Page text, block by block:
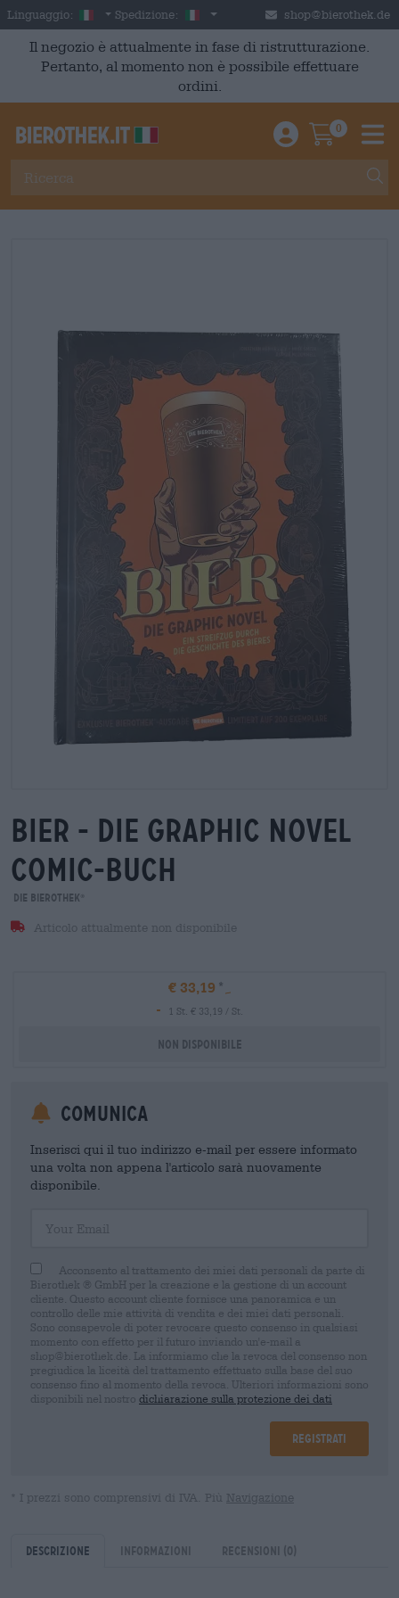
Skip to main content
Linguaggio: Italian
Spedizione: Italia shop@bierothek.de
Il negozio è attualmente in fase di ristrutturazione.
Pertanto, al momento non è possibile effettuare
ordini.
Einloggen /
0
bier - die graphic novel
comic-buch
Die Bierothek
Articolo attualmente non disponibile
€ 33,19
-
1 St. € 33,19 / St.
Non disponibile
Comunica
Inserisci qui il tuo indirizzo e-mail per essere informato
una volta non appena l'articolo sarà nuovamente
disponibile.
Acconsento al trattamento dei miei dati personali da parte di
Bierothek ® GmbH per la creazione e la gestione di un account
cliente. Questo account cliente fornisce una panoramica e un
controllo delle mie attività di vendita e dei miei dati personali.
Sono consapevole di poter revocare questo consenso in qualsiasi
momento con effetto per il futuro inviando un'e-mail a
shop@bierothek.de. La informiamo che la revoca del consenso non
pregiudica la liceità del trattamento effettuato sulla base del suo
consenso fino al momento della revoca. Ulteriori informazioni sono
disponibili nel nostro dichiarazione sulla protezione dei dati
Registrati
* I prezzi sono comprensivi di IVA. Più Navigazione
Descrizione Informazioni Recensioni (0)